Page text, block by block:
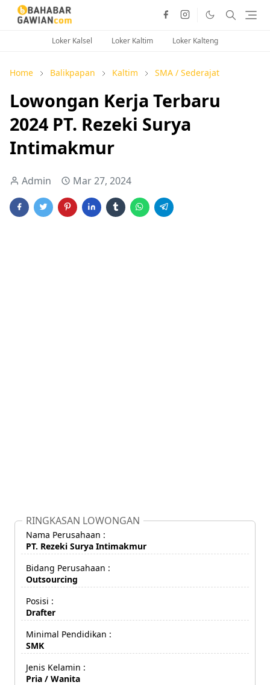
Loker Kalsel Loker Kaltim Loker Kalteng
Home Balikpapan Kaltim SMA / Sederajat
Lowongan Kerja Terbaru
2024 PT. Rezeki Surya
Intimakmur
Admin Mar 27, 2024
RINGKASAN LOWONGAN
Nama Perusahaan :
PT. Rezeki Surya Intimakmur
Bidang Perusahaan :
Outsourcing
Posisi :
Drafter
Minimal Pendidikan :
SMK
Jenis Kelamin :
Pria / Wanita